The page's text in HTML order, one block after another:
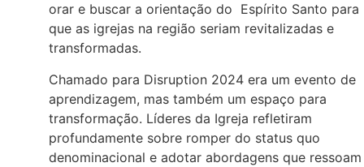
orar e buscar a orientação do Espírito Santo para
que as igrejas na região seriam revitalizadas e
transformadas.
Chamado para Disruption 2024 era um evento de
aprendizagem, mas também um espaço para
transformação. Líderes da Igreja refletiram
profundamente sobre romper do status quo
denominacional e adotar abordagens que ressoam